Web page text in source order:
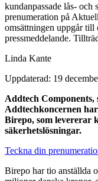
kundanpassade lås- och
prenumeration på
omsättningen uppgår
pressmeddelande.
Linda Kante
Uppdaterad: 19
Addtech
Addtechkoncernen
Birepo, som levererar
säkerhetslösningar.
Teckna din
Birepo har tio anställda